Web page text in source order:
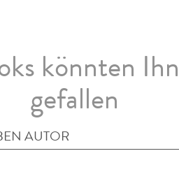
könnten
gefallen
AUTOR